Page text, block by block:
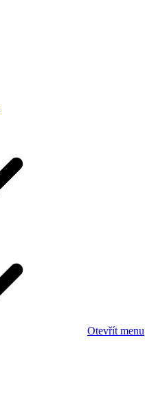
Otevřít menu